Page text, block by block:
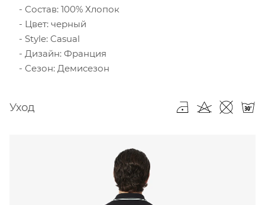
Состав: 100% Хлопок
Цвет: черный
Style: Casual
Дизайн: Франция
Сезон: Демисезон
Уход